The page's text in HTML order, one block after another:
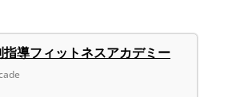
指導フィットネスアカデミー